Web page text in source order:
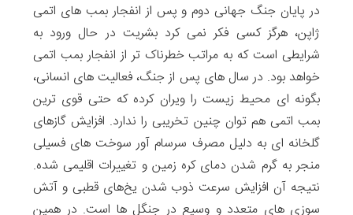
در پایان جنگ جهانی دوم و پس از انفجار بمب های اتمی
ژاپن، هرگز کسی فکر نمی کرد بشریت در حال ورود به
شرایطی است که به مراتب خطرناک تر از انفجار بمب اتمی
خواهد بود. در سال های پس از جنگ، فعالیت های انسانی،
بگونه ای محیط زیست را ویران کرده که حتی قوی ترین
بمب اتمی هم توان چنین تخریبی را ندارد. افزایش گازهای
گلخانه ای به دلیل مصرف سرسام آور سوخت های فسیلی
منجر به گرم شدن دمای کره زمین و تغییرات اقلیمی شده.
نتیجه آن افزایش سرعت ذوب شدن یخ‌های قطبی و آتش
سوزی های متعدد و وسیع در جنگل ها است. در همین